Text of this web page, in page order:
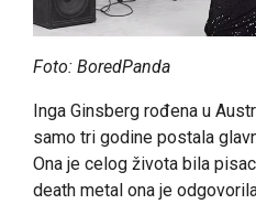
Foto: BoredPanda
Inga Ginsberg rođena u
samo tri godine postala
Ona je celog života bila
death metal ona je